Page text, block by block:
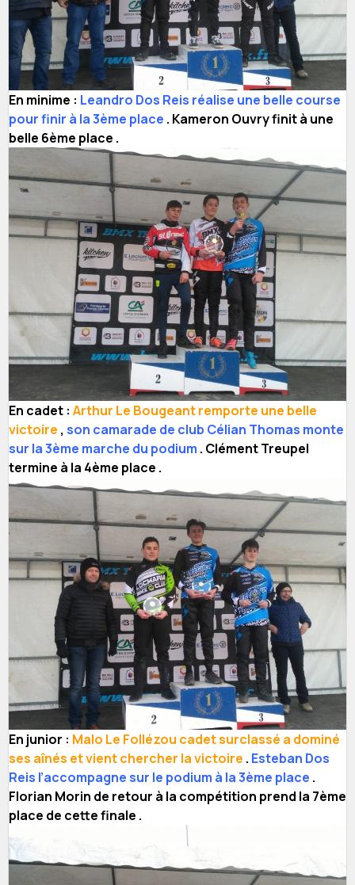
En minime : Leandro Dos Reis réalise une belle course
pour finir à la 3ème place . Kameron Ouvry finit à une
belle 6ème place .
En cadet : Arthur Le Bougeant remporte une belle
victoire , son camarade de club Célian Thomas monte
sur la 3ème marche du podium . Clément Treupel
termine à la 4ème place .
En junior : Malo Le Follézou cadet surclassé a dominé
ses aînés et vient chercher la victoire . Esteban Dos
Reis l’accompagne sur le podium à la 3ème place .
Florian Morin de retour à la compétition prend la 7ème
place de cette finale .